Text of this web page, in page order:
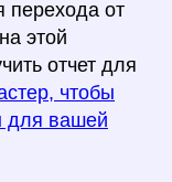
перехода от
этой
отчет для
чтобы
для вашей